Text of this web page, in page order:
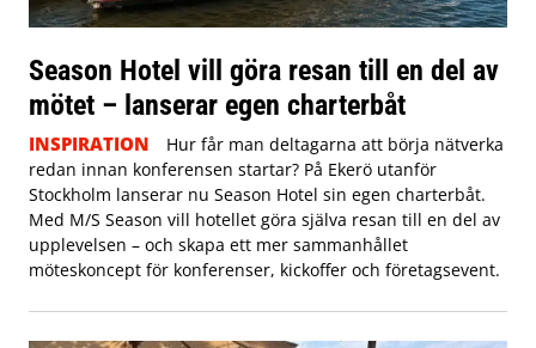
Season Hotel vill göra resan till en del av
mötet – lanserar egen charterbåt
INSPIRATION
Hur får man deltagarna att börja nätverka
redan innan konferensen startar? På Ekerö utanför
Stockholm lanserar nu Season Hotel sin egen charterbåt.
Med M/S Season vill hotellet göra själva resan till en del av
upplevelsen – och skapa ett mer sammanhållet
möteskoncept för konferenser, kickoffer och företagsevent.